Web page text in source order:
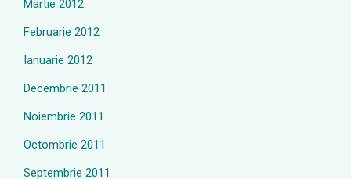
Martie 2012
Februarie 2012
Ianuarie 2012
Decembrie 2011
Noiembrie 2011
Octombrie 2011
Septembrie 2011